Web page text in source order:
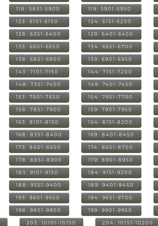
118: 5851-5900 119: 5901-5950
123: 6101-6150 124: 6151-6200
128: 6351-6400 129: 6401-6450
133: 6601-6650 134: 6651-6700
138: 6851-6900 139: 6901-6950
143: 7101-7150 144: 7151-7200
148: 7351-7400 149: 7401-7450
153: 7601-7650 154: 7651-7700
158: 7851-7900 159: 7901-7950
163: 8101-8150 164: 8151-8200
168: 8351-8400 169: 8401-8450
173: 8601-8650 174: 8651-8700
178: 8851-8900 179: 8901-8950
183: 9101-9150 184: 9151-9200
188: 9351-9400 189: 9401-9450
193: 9601-9650 194: 9651-9700
198: 9851-9900 199: 9901-9950
203: 10101-10150 204: 10151-10200